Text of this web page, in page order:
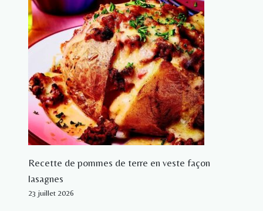
Recette de pommes de terre en veste façon
lasagnes
23 juillet 2026